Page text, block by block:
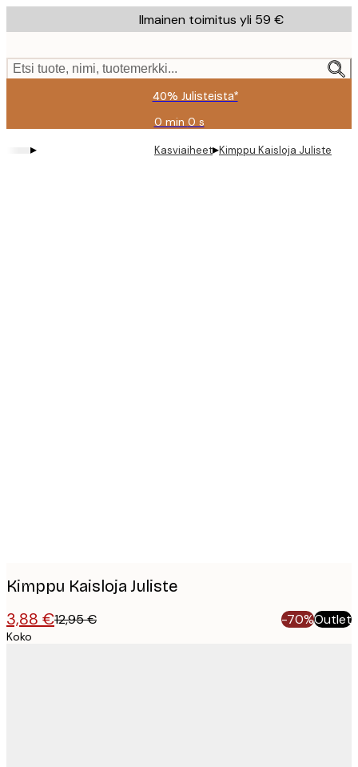
to
content.
Ilmainen toimitus yli 59 €
Etsi tuote, nimi, tuotemerkki...
40% Julisteista*
0 min 0 s
Voimassa
asti:
2026-
▸ Kasviaiheet▸Kimppu Kaisloja Juliste
Kimppu Kaisloja Juliste
3,88 €12,95 € -70%Outlet
Koko